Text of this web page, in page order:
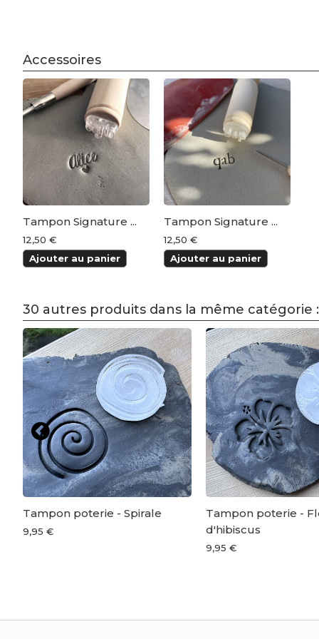
Accessoires
Tampon Signature ...
12,50 €
Ajouter au panier
Tampon Signature ...
12,50 €
Ajouter au panier
30 autres produits dans la même catégorie :
Tampon poterie - Spirale
9,95 €
Tampon poterie -
d'hibiscus
9,95 €